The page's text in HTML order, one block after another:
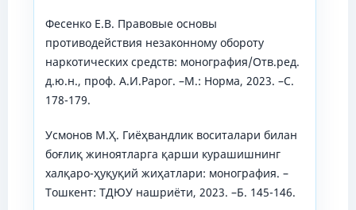
Фесенко Е.В. Правовые основы
противодействия незаконному обороту
наркотических средств: монография/Отв.ред.
д.ю.н., проф. А.И.Рарог. –М.: Норма, 2023. –С.
178-179.
Усмонов М.Ҳ. Гиёҳвандлик воситалари билан
боғлиқ жиноятларга қарши курашишнинг
халқаро-ҳуқуқий жиҳатлари: монография. –
Тошкент: ТДЮУ нашриёти, 2023. –Б. 145-146.